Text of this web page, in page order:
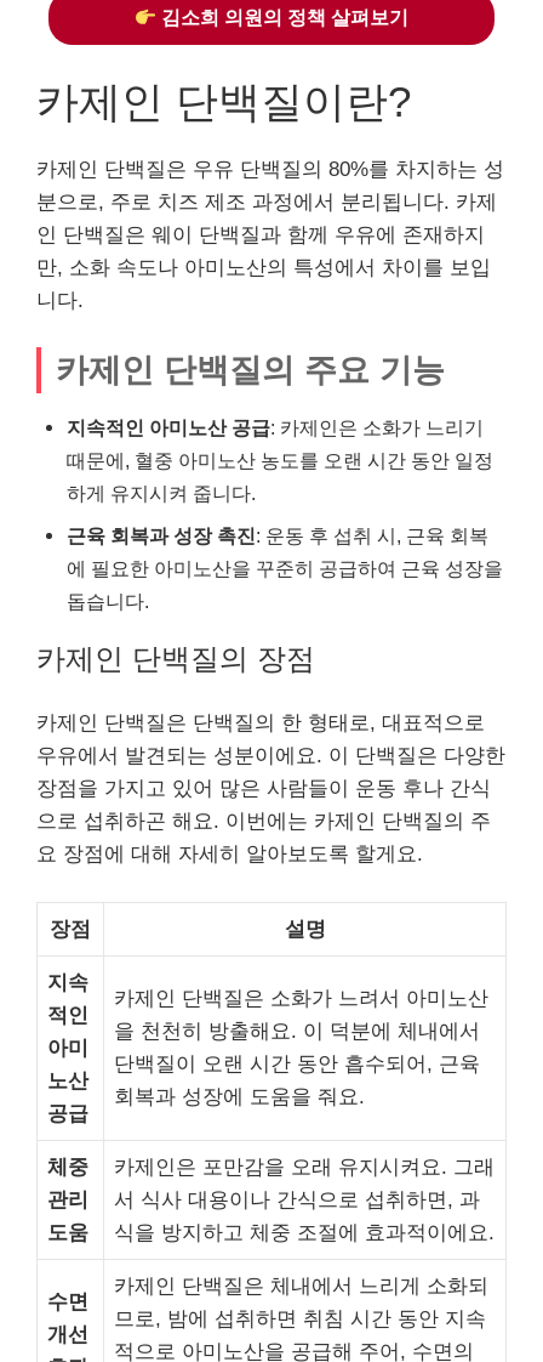
김소희 의원의 정책 살펴보기
카제인 단백질이란?
카제인 단백질은 우유 단백질의 80%를 차지하는 성
분으로, 주로 치즈 제조 과정에서 분리됩니다. 카제
인 단백질은 웨이 단백질과 함께 우유에 존재하지
만, 소화 속도나 아미노산의 특성에서 차이를 보입
니다.
카제인 단백질의 주요 기능
지속적인 아미노산 공급: 카제인은 소화가 느리기
때문에, 혈중 아미노산 농도를 오랜 시간 동안 일정
하게 유지시켜 줍니다.
근육 회복과 성장 촉진: 운동 후 섭취 시, 근육 회복
에 필요한 아미노산을 꾸준히 공급하여 근육 성장을
돕습니다.
카제인 단백질의 장점
카제인 단백질은 단백질의 한 형태로, 대표적으로
우유에서 발견되는 성분이에요. 이 단백질은 다양한
장점을 가지고 있어 많은 사람들이 운동 후나 간식
으로 섭취하곤 해요. 이번에는 카제인 단백질의 주
요 장점에 대해 자세히 알아보도록 할게요.
장점 설명
지속
적인
아미
노산
공급
카제인 단백질은 소화가 느려서 아미노산
을 천천히 방출해요. 이 덕분에 체내에서
단백질이 오랜 시간 동안 흡수되어, 근육
회복과 성장에 도움을 줘요.
체중
관리
도움
카제인은 포만감을 오래 유지시켜요. 그래
서 식사 대용이나 간식으로 섭취하면, 과
식을 방지하고 체중 조절에 효과적이에요.
수면
개선
카제인 단백질은 체내에서 느리게 소화되
므로, 밤에 섭취하면 취침 시간 동안 지속
적으로 아미노산을 공급해 주어, 수면의